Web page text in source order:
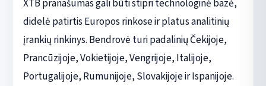
XTB pranašumas gali būti stipri technologinė bazė,
didelė patirtis Europos rinkose ir platus analitinių
įrankių rinkinys. Bendrovė turi padalinių Čekijoje,
Prancūzijoje, Vokietijoje, Vengrijoje, Italijoje,
Portugalijoje, Rumunijoje, Slovakijoje ir Ispanijoje.